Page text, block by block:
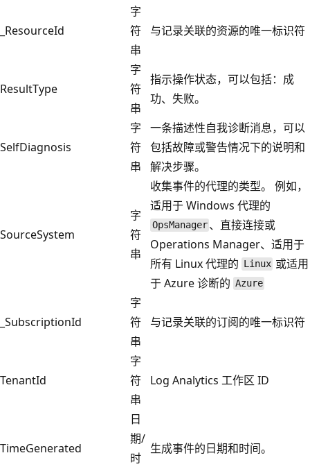
_ResourceId
字
符
串
与记录关联的资源的唯一标识符
ResultType
字
符
串
指示操作状态，可以包括：成
功、失败。
SelfDiagnosis
字
符
串
一条描述性自我诊断消息，可以
包括故障或警告情况下的说明和
解决步骤。
SourceSystem
字
符
串
收集事件的代理的类型。 例如，
适用于 Windows 代理的
OpsManager 、直接连接或
Operations Manager、适用于
所有 Linux 代理的 Linux 或适用
于 Azure 诊断的 Azure
_SubscriptionId
字
符
串
与记录关联的订阅的唯一标识符
TenantId
字
符
串
Log Analytics 工作区 ID
TimeGenerated
日
期/
时
生成事件的日期和时间。